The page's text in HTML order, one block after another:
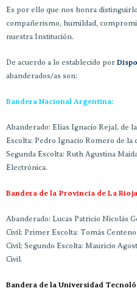
Es por ello que nos honra
compañerismo, humildad,
nuestra Institución.
De acuerdo a lo establecido por
abanderados/as son:
Bandera Nacional Argentina:
Abanderado: Elías Ignacio Rejal, de
Escolta: Pedro Ignacio Romero de
Segunda Escolta: Ruth Agustina
Electrónica.
Bandera de la Provincia de La Rioja
Abanderado: Lucas Patricio Nicolás
Civil; Primer Escolta: Tomás
Civil; Segundo Escolta: Mauricio
Civil.
Bandera de la Universidad